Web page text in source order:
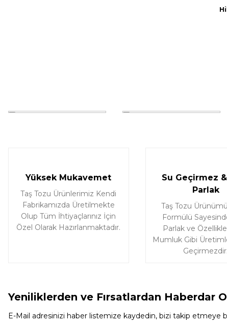
Yüksek Mukavemet
Taş Tozu Ürünlerimiz Kendi
Fabrikamızda Üretilmekte
Olup Tüm İhtiyaçlarınız İçin
Özel Olarak Hazırlanmaktadır.
Su Geçirmez
Parlak
Taş Tozu
Formülü
Parlak ve Özellikle
Mumluk Gibi
Geçirmezdir.
Yeniliklerden ve Fırsatlardan Haberdar
E-Mail adresinizi haber listemize kaydedin, bizi takip etmeye